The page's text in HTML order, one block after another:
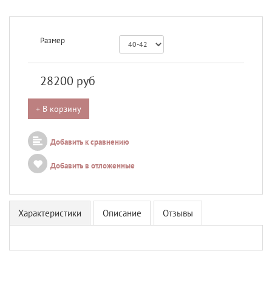
Размер
28200 руб
+ В корзину
Добавить к сравнению
Добавить в отложенные
Характеристики Описание Отзывы